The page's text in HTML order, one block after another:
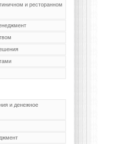
и ресторанном
и денежное